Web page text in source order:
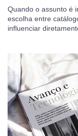
Quando o assunto é
escolha entre
influenciar